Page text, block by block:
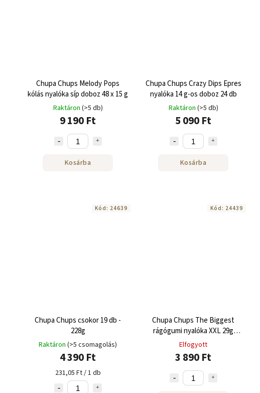
Chupa Chups Melody Pops
kólás nyalóka síp doboz 48 x 15 g
Raktáron (>5 db)
9 190 Ft
Kosárba
Chupa Chups Crazy Dips Epres
nyalóka 14 g-os doboz 24 db
Raktáron (>5 db)
5 090 Ft
Kosárba
Chupa Chups csokor 19 db -
228g
Raktáron (>5 csomagolás)
4 390 Ft
231,05 Ft / 1 db
Kód: 24639
Chupa Chups The Biggest
rágógumi nyalóka XXL 29g
karton 25 db
Elfogyott
3 890 Ft
Kód: 24439